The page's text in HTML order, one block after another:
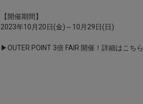
【開催期間】
2023年10月20日(金)～10月29日(日)
▶OUTER POINT 3倍 FAIR 開催！詳細はこちら